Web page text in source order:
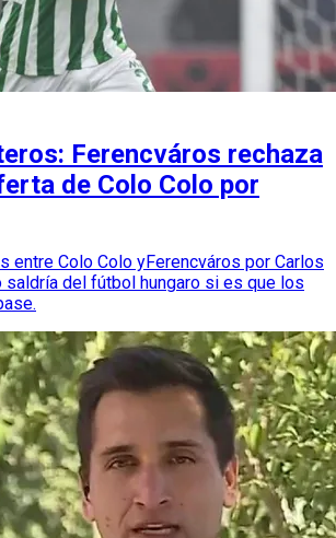
Ferencváros rechaza
de Colo Colo por
entre Colo Colo yFerencváros por Carlos
saldría del fútbol hungaro si es que los